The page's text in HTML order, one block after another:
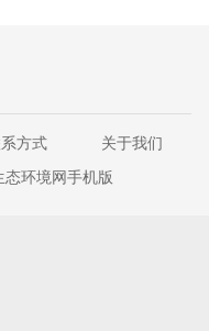
方式
关于我们
环境网手机版